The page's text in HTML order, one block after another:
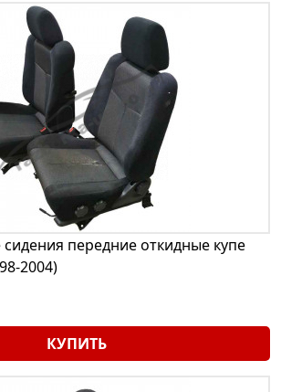
передние откидные купе
2004)
КУПИТЬ